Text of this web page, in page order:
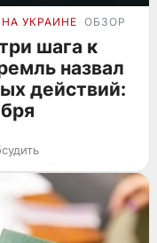
УКРАИНЕ ОБЗОР
шага к
назвал
действий: